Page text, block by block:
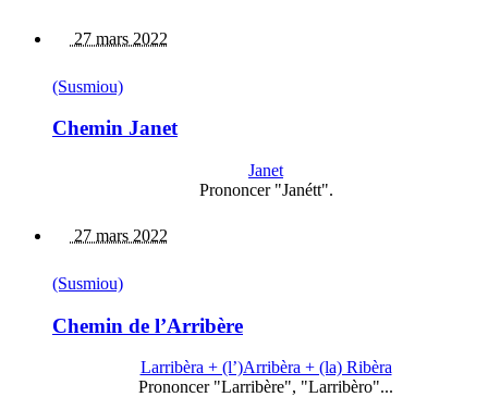
27 mars 2022
(Susmiou)
Chemin Janet
Janet
Prononcer "Janétt".
27 mars 2022
(Susmiou)
Chemin de l’Arribère
Larribèra + (l’)Arribèra + (la) Ribèra
Prononcer "Larribère", "Larribèro"...